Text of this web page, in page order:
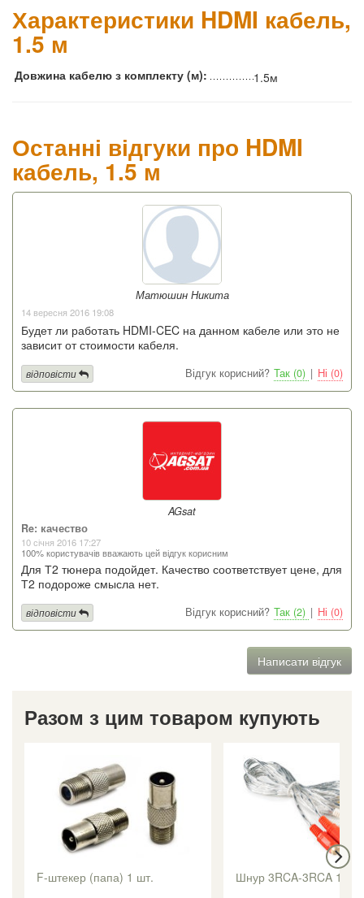
Характеристики HDMI кабель,
1.5 м
Довжина кабелю з комплекту (м): 1.5м
Останні відгуки про HDMI
кабель, 1.5 м
Матюшин Никита
14 вересня 2016 19:08
Будет ли работать HDMI-CEC на данном кабеле или это не
зависит от стоимости кабеля.
Відгук корисний? Так (0) | Ні (0)
відповісти
AGsat
Re: качество
10 січня 2016 17:27
100% користувачів вважають цей відгук корисним
Для Т2 тюнера подойдет. Качество соответствует цене, для
Т2 подороже смысла нет.
Відгук корисний? Так (2) | Ні (0)
відповісти
Написати відгук
Разом з цим товаром купують
F-штекер (папа) 1 шт. Шнур 3RCA-3RCA 1.8m